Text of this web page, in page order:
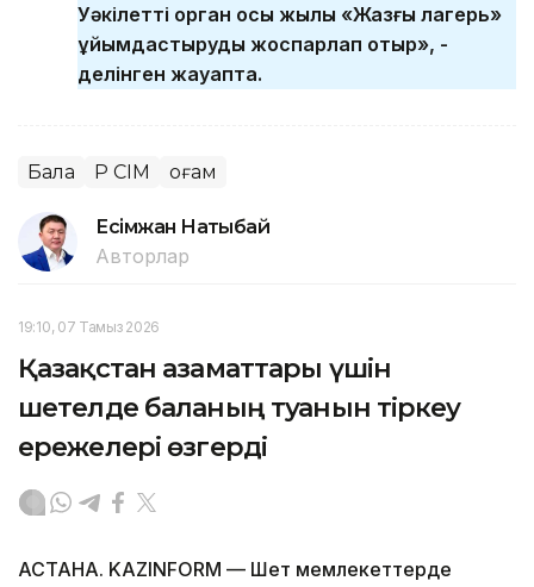
Уәкілетті орган осы жылы «Жазғы лагерь»
ұйымдастыруды жоспарлап отыр», -
делінген жауапта.
Бала ҚР СІМ Қоғам
Есімжан Нақтыбай
Авторлар
19:10, 07 Тамыз 2026
Қазақстан азаматтары үшін
шетелде баланың туғанын тіркеу
ережелері өзгерді
АСТАНА. KAZINFORM — Шет мемлекеттерде